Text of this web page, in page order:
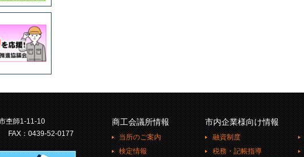
杢師1-11-10
FAX：0439-52-0177
商工会議所情報
当所のご案内
検定情報
市内企業様向け情報
融資制度
税務・記帳指導